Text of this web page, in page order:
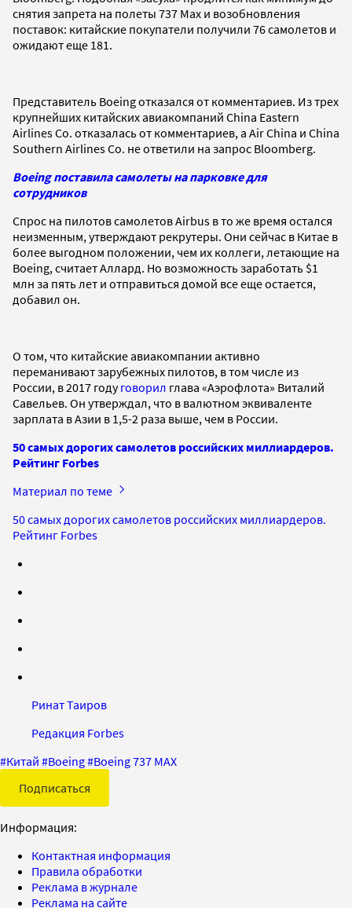
снятия запрета на полеты 737 Max и возобновления
поставок: китайские покупатели получили 76 самолетов и
ожидают еще 181.
Представитель Boeing отказался от комментариев. Из трех
крупнейших китайских авиакомпаний China Eastern
Airlines Co. отказалась от комментариев, а Air China и China
Southern Airlines Co. не ответили на запрос Bloomberg.
Boeing поставила самолеты на парковке для
сотрудников
Спрос на пилотов самолетов Airbus в то же время остался
неизменным, утверждают рекрутеры. Они сейчас в Китае в
более выгодном положении, чем их коллеги, летающие на
Boeing, считает Аллард. Но возможность заработать $1
млн за пять лет и отправиться домой все еще остается,
добавил он.
О том, что китайские авиакомпании активно
переманивают зарубежных пилотов, в том числе из
России, в 2017 годуговорил глава «Аэрофлота» Виталий
Савельев. Он утверждал, что в валютном эквиваленте
зарплата в Азии в 1,5-2 раза выше, чем в России.
50 самых дорогих самолетов российских миллиардеров.
Рейтинг Forbes
Материал по теме
50 самых дорогих самолетов российских миллиардеров.
Рейтинг Forbes
Ринат Таиров
Редакция Forbes
#Китай #Boeing#Boeing 737 MAX
Подписаться
Информация:
Контактная информация
Правила обработки
Реклама в журнале
Реклама на сайте